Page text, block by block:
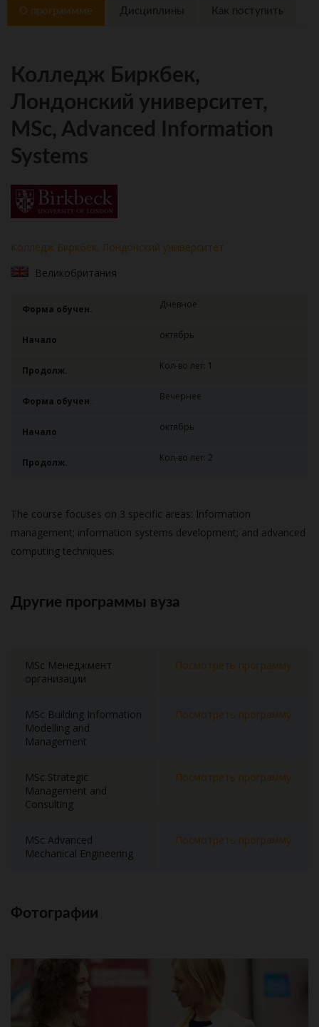
О программме Дисциплины Как поступить
Колледж Биркбек,
Лондонский университет,
MSc, Advanced Information
Systems
Колледж Биркбек, Лондонский университет
Великобритания
Форма обучен. Дневное
Начало октябрь
Продолж. Кол-во лет: 1
Форма обучен. Вечернее
Начало октябрь
Продолж. Кол-во лет: 2
The course focuses on 3 specific areas: Information
management; information systems development; and advanced
computing techniques.
Другие программы вуза
MSc Менеджмент
организации
Посмотреть программу
MSc Building Information
Modelling and
Management
Посмотреть программу
MSc Strategic
Management and
Consulting
Посмотреть программу
MSc Advanced
Mechanical Engineering
Посмотреть программу
Фотографии